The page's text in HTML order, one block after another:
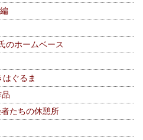
のホームベース
ぐるま
たちの休憩所